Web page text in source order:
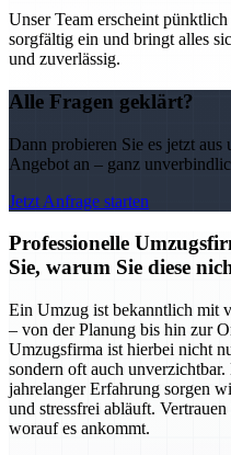
Unser Team erscheint
sorgfältig ein und bringt alles
und zuverlässig.
Alle Fragen geklärt?
Dann probieren Sie es jetzt
Angebot an – ganz
Jetzt Anfrage starten
Professionelle
Sie, warum Sie diese
Ein Umzug ist bekanntlich mit
– von der Planung bis hin zur
Umzugsfirma ist hierbei nicht
sondern oft auch
jahrelanger Erfahrung sorgen
und stressfrei abläuft.
worauf es ankommt.